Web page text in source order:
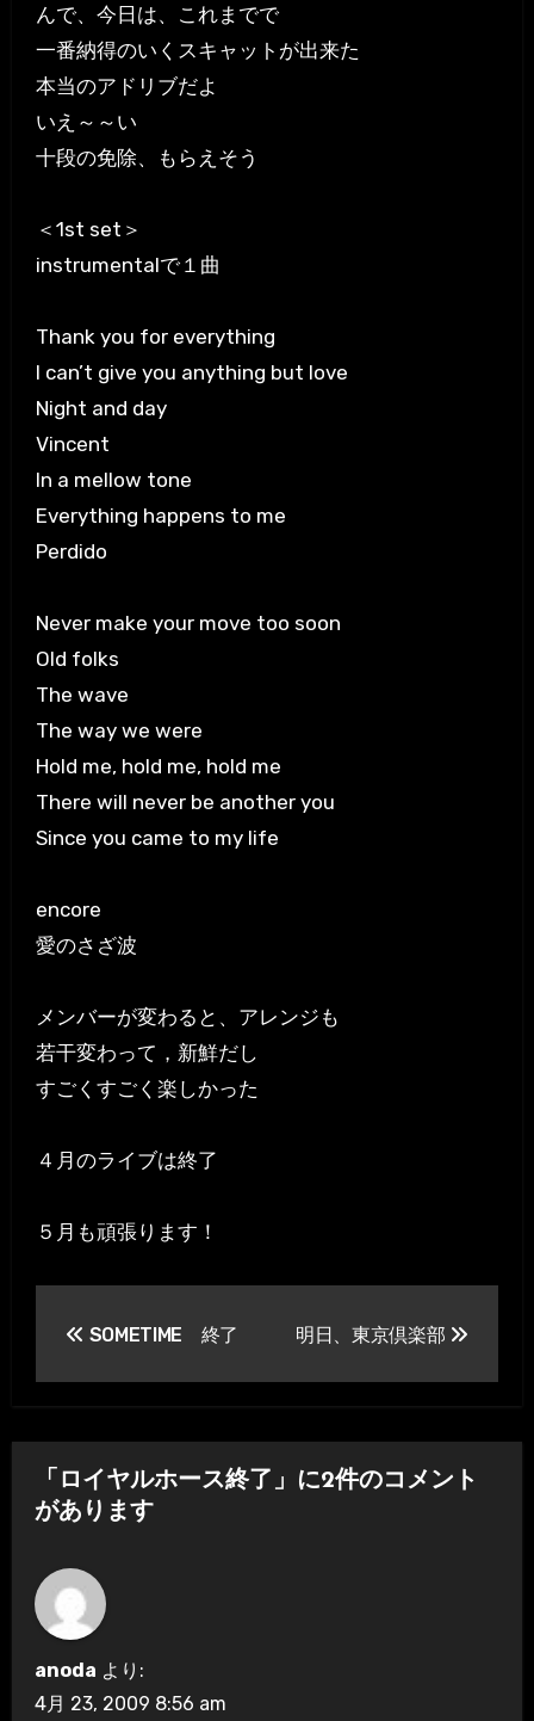
んで、今日は、これまでで
一番納得のいくスキャットが出来た
本当のアドリブだよ
いえ～～い
十段の免除、もらえそう
＜1st set＞
instrumentalで１曲
Thank you for everything
I can’t give you anything but love
Night and day
Vincent
In a mellow tone
Everything happens to me
Perdido
Never make your move too soon
Old folks
The wave
The way we were
Hold me, hold me, hold me
There will never be another you
Since you came to my life
encore
愛のさざ波
メンバーが変わると、アレンジも
若干変わって，新鮮だし
すごくすごく楽しかった
４月のライブは終了
５月も頑張ります！
ビ
ゲ
シ
ョ
ン
SOMETIME 終了 明日、東京倶楽部
「ロイヤルホース終了」に2件のコメント
があります
anoda より:
4月 23, 2009 8:56 am